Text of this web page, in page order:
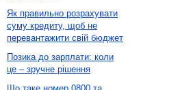
Як правильно розрахувати
суму кредиту, щоб не
перевантажити свій бюджет
Позика до зарплати: коли
це – зручне рішення